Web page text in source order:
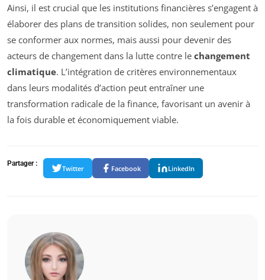
Ainsi, il est crucial que les institutions financières s’engagent à
élaborer des plans de transition solides, non seulement pour
se conformer aux normes, mais aussi pour devenir des
acteurs de changement dans la lutte contre le changement
climatique. L’intégration de critères environnementaux
dans leurs modalités d’action peut entraîner une
transformation radicale de la finance, favorisant un avenir à
la fois durable et économiquement viable.
Partager :
Twitter Facebook LinkedIn